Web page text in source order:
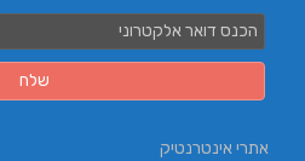
אתרי אינטרנטיק